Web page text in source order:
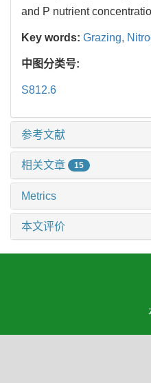
and P nutrient
Key words: Grazing,
中图分类号:
S812.6
参考文献
相关文章 15
Metrics
本文评价